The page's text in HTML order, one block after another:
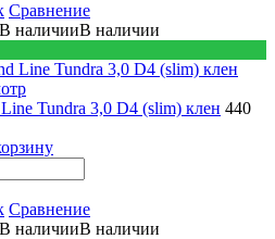
Сравнение
В наличии
Tundra 3,0 D4 (slim) клен 440
Сравнение
В наличии